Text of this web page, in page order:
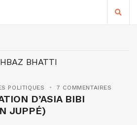
BHATTI
POLITIQUES 7 COMMENTAIRES
D’ASIA BIBI
JUPPÉ)